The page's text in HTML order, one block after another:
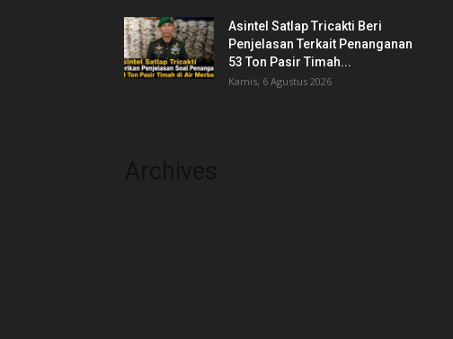
Asintel Satlap Tricakti Beri
Penjelasan Terkait Penanganan
53 Ton Pasir Timah...
Kamis, 6 Agustus 2026